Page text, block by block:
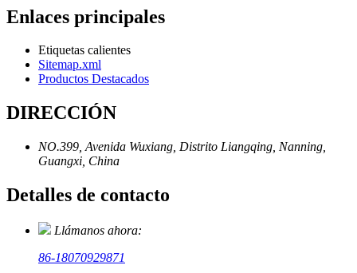
Enlaces principales
Etiquetas calientes
Sitemap.xml
Productos Destacados
DIRECCIÓN
NO.399, Avenida Wuxiang, Distrito Liangqing, Nanning,
Guangxi, China
Detalles de contacto
Llámanos ahora:
86-18070929871